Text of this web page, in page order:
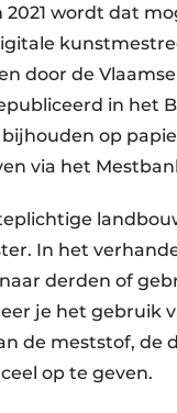
wordt dat
door de
in het
op
via het
In het
derden of
je het gebruik
de meststof, de
op te geven.